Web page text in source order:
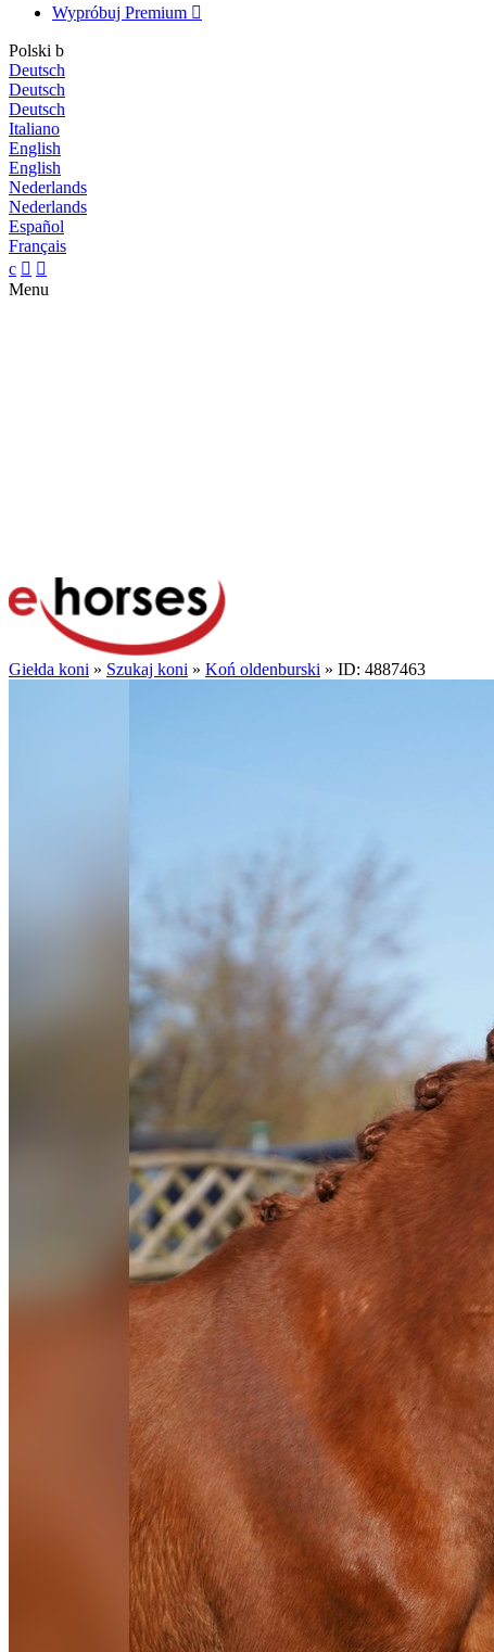
Wypróbuj Premium 
Polski b
Deutsch
Deutsch
Deutsch
Italiano
English
English
Nederlands
Nederlands
Español
Français
c  
Menu
Giełda koni » Szukaj koni » Koń oldenburski » ID: 4887463